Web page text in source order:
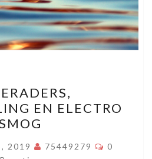
AARDSTRALING
EN
ELECTRO
SMOG
EN ELECTRO
2019 75449279 Reacties
0